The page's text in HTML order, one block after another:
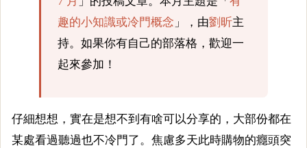
趣的小知識或冷門概念 」，由劉昕主
持。如果你有自己的部落格，歡迎一
起來參加！
仔細想想，實在是想不到有啥可以分享的，大部份都在
某處看過聽過也不冷門了。焦慮多天此時購物的癮頭突